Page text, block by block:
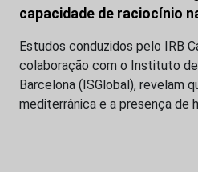
capacidade de raciocínio
Estudos conduzidos pelo IRB
colaboração com o Instituto de
Barcelona (ISGlobal), revelam
mediterrânica e a presença de